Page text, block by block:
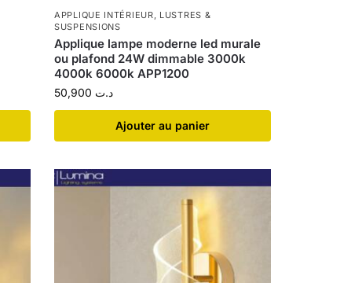
APPLIQUE INTÉRIEUR, LUSTRES &
SUSPENSIONS
Applique lampe moderne led murale
ou plafond 24W dimmable 3000k
4000k 6000k APP1200
د.ت
Ajouter au panier